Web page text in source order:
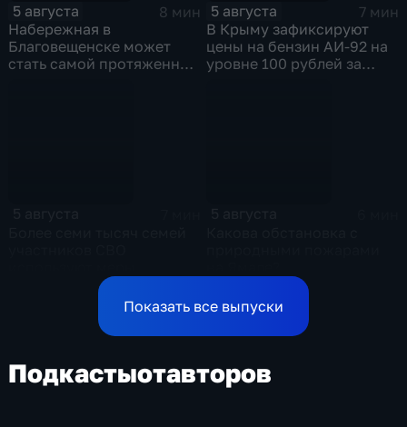
5 августа
8 мин
Набережная в
Благовещенске может
стать самой протяженной
5 августа
7 мин
В Крыму зафиксируют
цены на бензин АИ-92 на
уровне 100 рублей за
поддержки в Ульяновской
Показать все выпуски
Подкастыотавторов